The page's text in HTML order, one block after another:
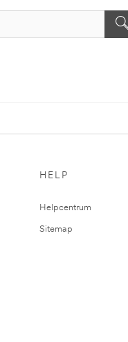
HELP
Helpcentrum
Sitemap